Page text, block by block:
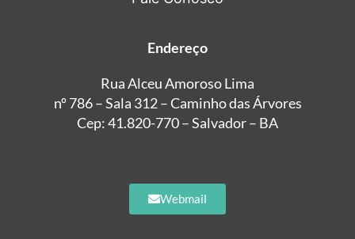
Endereço
Rua Alceu Amoroso Lima
nº 786 – Sala 312 – Caminho das Árvores
Cep: 41.820-770 – Salvador – BA
Webmail